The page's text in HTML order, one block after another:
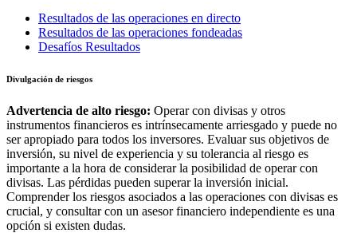
Resultados de las operaciones en directo
Resultados de las operaciones fondeadas
Desafíos Resultados
Divulgación de riesgos
Advertencia de alto riesgo: Operar con divisas y otros
instrumentos financieros es intrínsecamente arriesgado y puede no
ser apropiado para todos los inversores. Evaluar sus objetivos de
inversión, su nivel de experiencia y su tolerancia al riesgo es
importante a la hora de considerar la posibilidad de operar con
divisas. Las pérdidas pueden superar la inversión inicial.
Comprender los riesgos asociados a las operaciones con divisas es
crucial, y consultar con un asesor financiero independiente es una
opción si existen dudas.